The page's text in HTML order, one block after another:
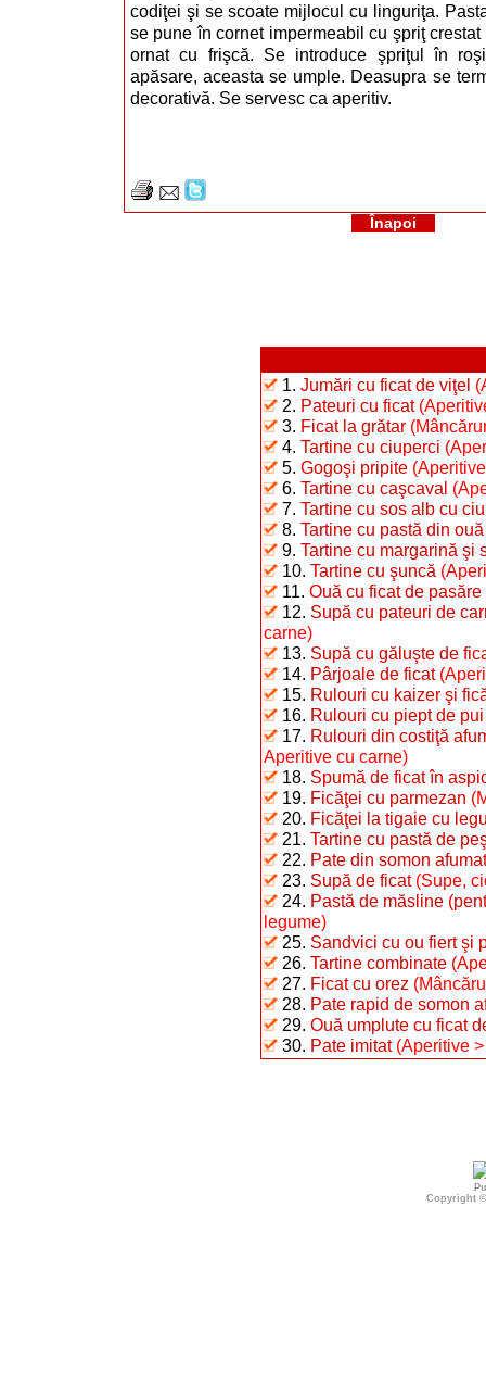
codiţei şi se scoate mijlocul cu linguriţa.
se pune în cornet impermeabil cu şpriţ
ornat cu frişcă. Se introduce şpriţul în
apăsare, aceasta se umple. Deasupra se
decorativă. Se servesc ca aperitiv.
Înapoi
1. Jumări cu ficat de viţel
2. Pateuri cu ficat
3. Ficat la grătar
4. Tartine cu ciuperci
5. Gogoşi pripite
6. Tartine cu caşcaval
7. Tartine cu sos alb cu
8. Tartine cu pastă din
9. Tartine cu margarină şi
10. Tartine cu şuncă
11. Ouă cu ficat de pasăre
12. Supă cu pateuri de
carne)
13. Supă cu găluşte de
14. Pârjoale de ficat
15. Rulouri cu kaizer şi
16. Rulouri cu piept de
17. Rulouri din costiţă
Aperitive cu carne)
18. Spumă de ficat în
19. Ficăţei cu parmezan
20. Ficăţei la tigaie cu
21. Tartine cu pastă de
22. Pate din somon afumat
23. Supă de ficat (Supe,
24. Pastă de măsline
legume)
25. Sandvici cu ou fiert şi
26. Tartine combinate
27. Ficat cu orez
28. Pate rapid de somon
29. Ouă umplute cu ficat
30. Pate imitat (Aperitive
Copyright